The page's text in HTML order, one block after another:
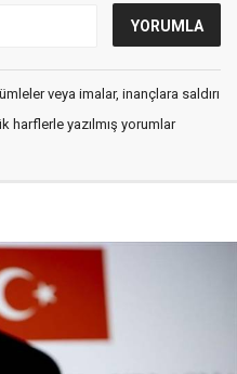
veya imalar, inançlara saldırı
harflerle yazılmış yorumlar